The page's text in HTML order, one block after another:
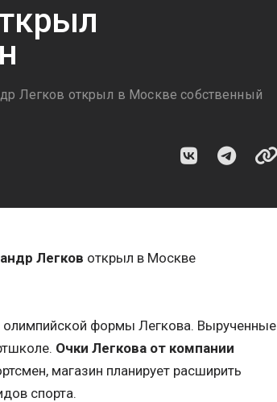
Легков открыл в Москве собственный
Легков открыл в Москве
формы Легкова. Вырученные
Очки Легкова от компании
магазин планирует расширить
спорта.